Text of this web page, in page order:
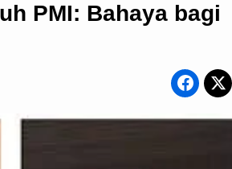
PMI: Bahaya bagi